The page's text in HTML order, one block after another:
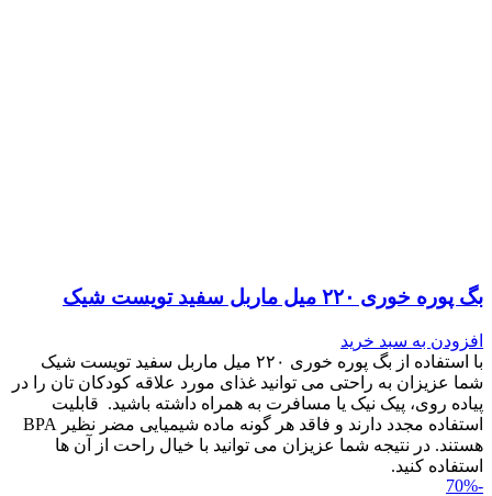
بگ پوره خوری ۲۲۰ میل ماربل سفید تویست شیک
افزودن به سبد خرید
با استفاده از بگ پوره خوری ۲۲۰ میل ماربل سفید تویست شیک
شما عزیزان به راحتی می توانید غذای مورد علاقه کودکان تان را در
پیاده روی، پیک نیک یا مسافرت به همراه داشته باشید. قابلیت
استفاده مجدد دارند و فاقد هر گونه ماده شیمیایی مضر نظیر BPA
هستند. در نتیجه شما عزیزان می توانید با خیال راحت از آن ها
استفاده کنید.
-70%